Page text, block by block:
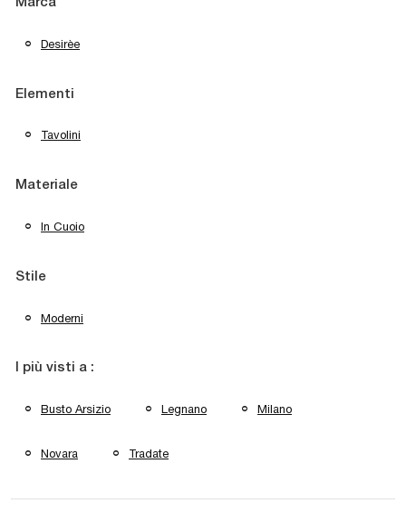
Marca
Desirèe
Elementi
Tavolini
Materiale
In Cuoio
Stile
Moderni
I più visti a :
Busto Arsizio Legnano Milano
Novara Tradate